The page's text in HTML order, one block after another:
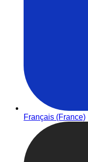
Français (France)